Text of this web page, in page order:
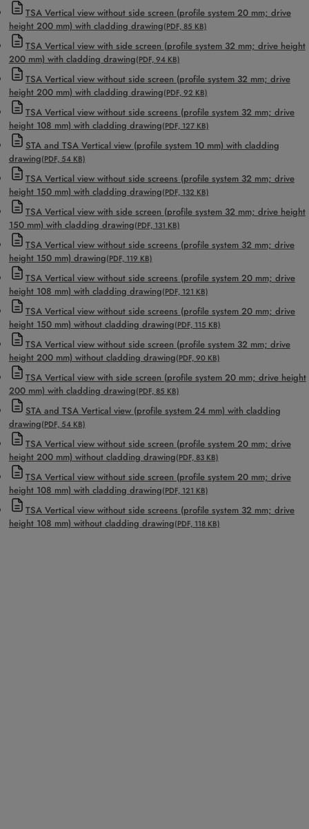
TSA Vertical view without side screen (profile system 20 mm; drive
height 200 mm) with cladding drawing(PDF, 85 KB)
TSA Vertical view with side screen (profile system 32 mm; drive height
200 mm) with cladding drawing(PDF, 94 KB)
TSA Vertical view without side screen (profile system 32 mm; drive
height 200 mm) with cladding drawing(PDF, 92 KB)
TSA Vertical view without side screens (profile system 32 mm; drive
height 108 mm) with cladding drawing(PDF, 127 KB)
STA and TSA Vertical view (profile system 10 mm) with cladding
drawing(PDF, 54 KB)
TSA Vertical view without side screens (profile system 32 mm; drive
height 150 mm) with cladding drawing(PDF, 132 KB)
TSA Vertical view with side screen (profile system 32 mm; drive height
150 mm) with cladding drawing(PDF, 131 KB)
TSA Vertical view without side screens (profile system 32 mm; drive
height 150 mm) drawing(PDF, 119 KB)
TSA Vertical view without side screens (profile system 20 mm; drive
height 108 mm) with cladding drawing(PDF, 121 KB)
TSA Vertical view without side screens (profile system 20 mm; drive
height 150 mm) without cladding drawing(PDF, 115 KB)
TSA Vertical view without side screen (profile system 32 mm; drive
height 200 mm) without cladding drawing(PDF, 90 KB)
TSA Vertical view with side screen (profile system 20 mm; drive height
200 mm) with cladding drawing(PDF, 85 KB)
STA and TSA Vertical view (profile system 24 mm) with cladding
drawing(PDF, 54 KB)
TSA Vertical view without side screen (profile system 20 mm; drive
height 200 mm) without cladding drawing(PDF, 83 KB)
TSA Vertical view without side screen (profile system 20 mm; drive
height 108 mm) with cladding drawing(PDF, 121 KB)
TSA Vertical view without side screens (profile system 32 mm; drive
height 108 mm) without cladding drawing(PDF, 118 KB)